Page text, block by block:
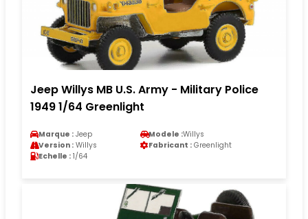
Jeep Willys MB U.S. Army - Military Police
1949 1/64 Greenlight
Marque : Jeep Modele :Willys
Version : Willys Fabricant : Greenlight
Echelle : 1/64